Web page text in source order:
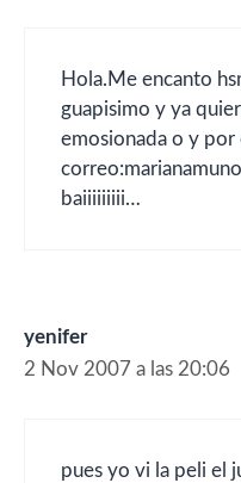
Hola.Me encanto
guapisimo y ya
emosionada o y por
baiiiiiiiii…
yenifer
2 Nov 2007 a las 20:06
pues yo vi la peli el